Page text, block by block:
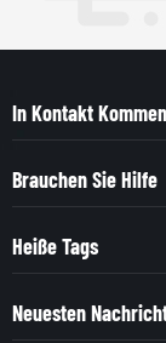
In Kontakt Kommen
Brauchen Sie Hilfe
Heiße Tags
Neuesten